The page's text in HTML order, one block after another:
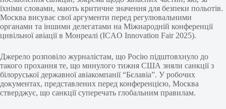
їхніми словами, мають критичне значення для безпеки польотів.
Москва висуває свої аргументи перед регулювальними
органами та іншими делегатами на Міжнародній конференції
цивільної авіації в Монреалі (ICAO Innovation Fair 2025).
Джерело розповіло журналістам, що Росію підштовхнуло до
такого прохання те, що минулого тижня США зняли санкції з
білоруської державної авіакомпанії “Бєлавіа”. У робочих
документах, представлених перед конференцією, Москва
стверджує, що санкції суперечать глобальним правилам.